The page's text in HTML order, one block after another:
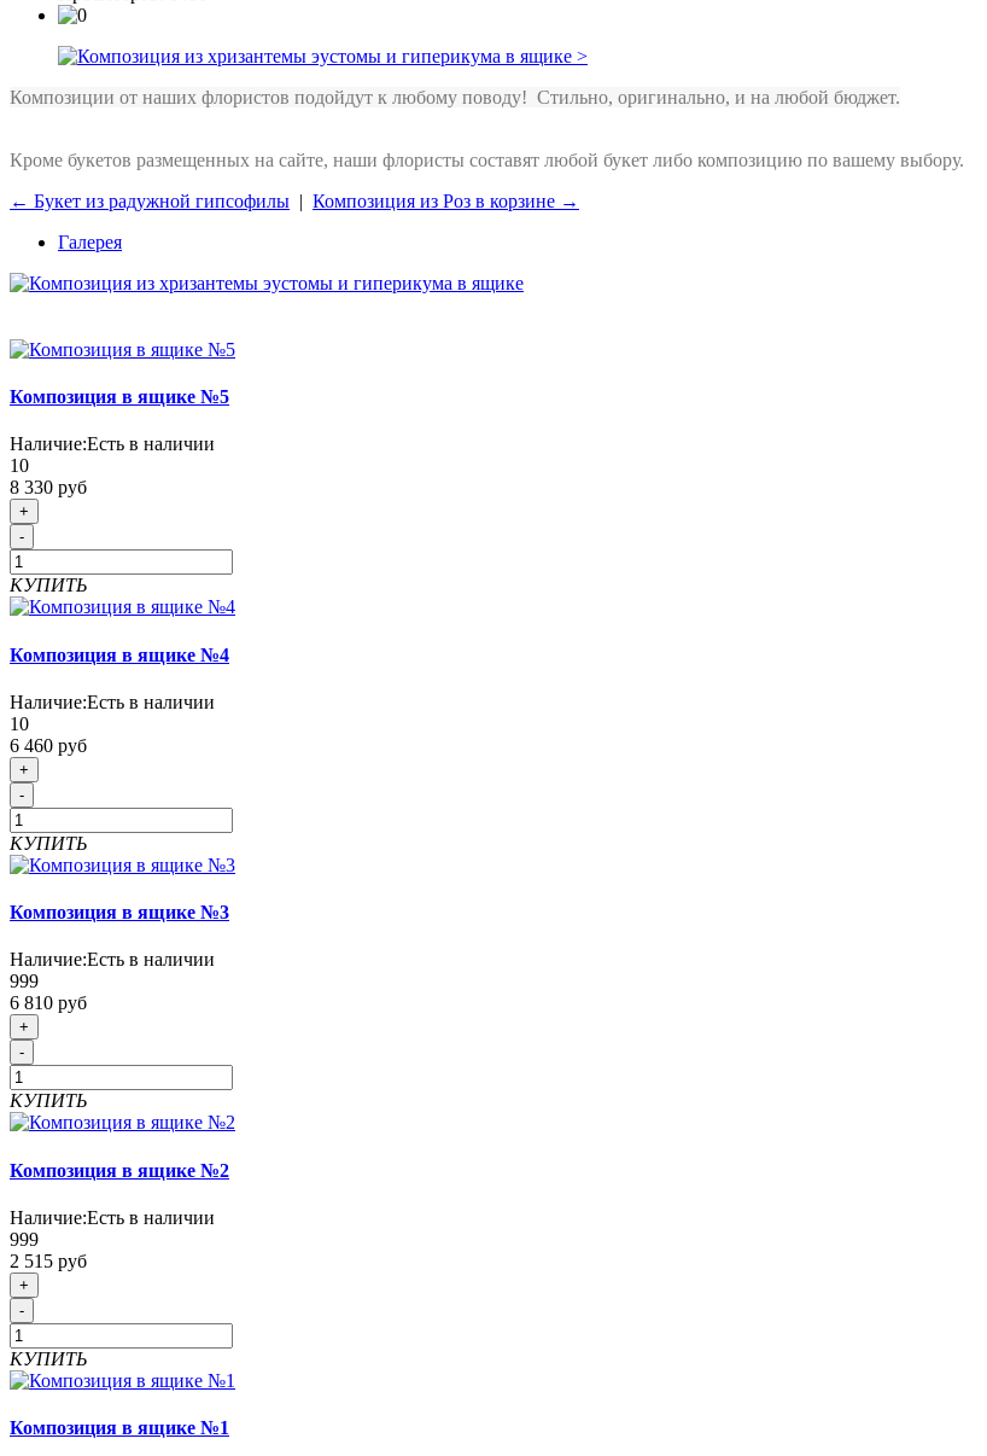
Композиции от наших флористов подойдут к любому поводу! Стильно, оригинально, и на любой бюджет.
Кроме букетов размещенных на сайте, наши флористы составят любой букет либо композицию по вашему выбору.
← Букет из радужной гипсофилы | Композиция из Роз в корзине →
Галерея
Композиция в ящике №5
Наличие:Есть в наличии
10
8 330 руб
+
-
КУПИТЬ
Композиция в ящике №4
Наличие:Есть в наличии
10
6 460 руб
+
-
КУПИТЬ
Композиция в ящике №3
Наличие:Есть в наличии
999
6 810 руб
+
-
КУПИТЬ
Композиция в ящике №2
Наличие:Есть в наличии
999
2 515 руб
+
-
КУПИТЬ
Композиция в ящике №1